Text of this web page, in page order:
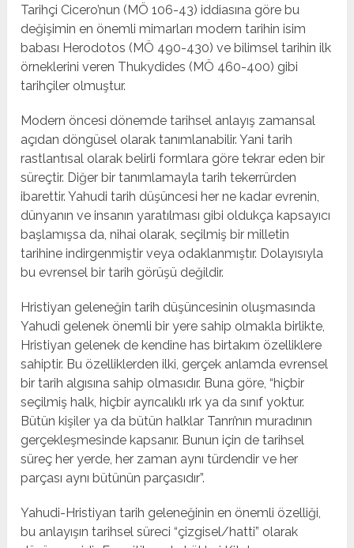
Tarihçi Cicero’nun (MÖ 106-43) iddiasına göre bu
değişimin en önemli mimarları modern tarihin isim
babası Herodotos (MÖ 490-430) ve bilimsel tarihin ilk
örneklerini veren Thukydides (MÖ 460-400) gibi
tarihçiler olmuştur.
Modern öncesi dönemde tarihsel anlayış zamansal
açıdan döngüsel olarak tanımlanabilir. Yani tarih
rastlantısal olarak belirli formlara göre tekrar eden bir
süreçtir. Diğer bir tanımlamayla tarih tekerrürden
ibarettir. Yahudi tarih düşüncesi her ne kadar evrenin,
dünyanın ve insanın yaratılması gibi oldukça kapsayıcı
başlamışsa da, nihai olarak, seçilmiş bir milletin
tarihine indirgenmiştir veya odaklanmıştır. Dolayısıyla
bu evrensel bir tarih görüşü değildir.
Hristiyan geleneğin tarih düşüncesinin oluşmasında
Yahudi gelenek önemli bir yere sahip olmakla birlikte,
Hristiyan gelenek de kendine has birtakım özelliklere
sahiptir. Bu özelliklerden ilki, gerçek anlamda evrensel
bir tarih algısına sahip olmasıdır. Buna göre, “hiçbir
seçilmiş halk, hiçbir ayrıcalıklı ırk ya da sınıf yoktur.
Bütün kişiler ya da bütün halklar Tanrı’nın muradının
gerçekleşmesinde kapsanır. Bunun için de tarihsel
süreç her yerde, her zaman aynı türdendir ve her
parçası aynı bütünün parçasıdır”.
Yahudi-Hristiyan tarih geleneğinin en önemli özelliği,
bu anlayışın tarihsel süreci “çizgisel/hatti” olarak